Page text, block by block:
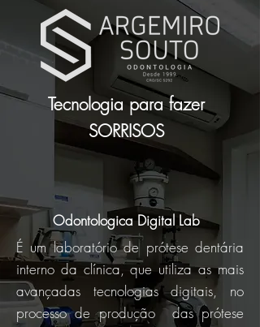
Tecnologia para fazer
SORRISOS
Odontologica Digital Lab
É um laboratório de prótese dentária
interno da clínica, que utiliza as mais
avançadas tecnologias digitais, no
processo de produção das prótese